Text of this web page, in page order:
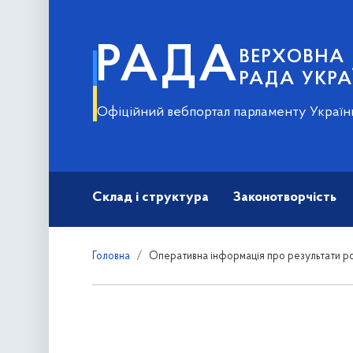
РАДА ВЕРХОВНА
РАДА
Офіційний вебпортал парламенту
Склад і структура Законотворчість
Головна Оперативна інформація про результати